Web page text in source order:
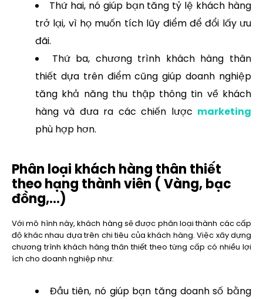
Thứ hai, nó giúp bạn tăng tỷ lệ khách hàng
trở lại, vì họ muốn tích lũy điểm để đổi lấy ưu
đãi.
Thứ ba, chương trình khách hàng thân
thiết dựa trên điểm cũng giúp doanh nghiệp
tăng khả năng thu thập thông tin về khách
hàng và đưa ra các chiến lược marketing
phù hợp hơn.
Phân loại khách hàng thân thiết
theo hạng thành viên ( Vàng, bạc
đồng,…)
Với mô hình này, khách hàng sẽ được phân loại thành các cấp
độ khác nhau dựa trên chi tiêu của khách hàng. Việc xây dựng
chương trình khách hàng thân thiết theo từng cấp có nhiều lợi
ích cho doanh nghiệp như:
Đầu tiên, nó giúp bạn tăng doanh số bằng